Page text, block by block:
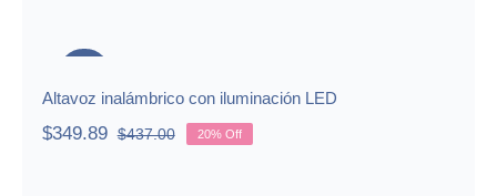
Altavoz inalámbrico con iluminación LED
$437.00Original
$349.89
Current
20% Off